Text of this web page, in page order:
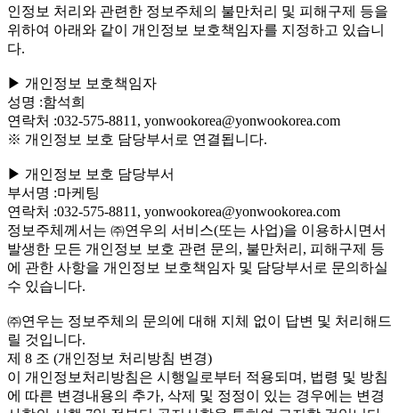
인정보 처리와 관련한 정보주체의 불만처리 및 피해구제 등을
위하여 아래와 같이 개인정보 보호책임자를 지정하고 있습니
다.
▶ 개인정보 보호책임자
성명 :함석희
연락처 :032-575-8811, yonwookorea@yonwookorea.com
※ 개인정보 보호 담당부서로 연결됩니다.
▶ 개인정보 보호 담당부서
부서명 :마케팅
연락처 :032-575-8811, yonwookorea@yonwookorea.com
정보주체께서는 ㈜연우의 서비스(또는 사업)을 이용하시면서
발생한 모든 개인정보 보호 관련 문의, 불만처리, 피해구제 등
에 관한 사항을 개인정보 보호책임자 및 담당부서로 문의하실
수 있습니다.
㈜연우는 정보주체의 문의에 대해 지체 없이 답변 및 처리해드
릴 것입니다.
제 8 조 (개인정보 처리방침 변경)
이 개인정보처리방침은 시행일로부터 적용되며, 법령 및 방침
에 따른 변경내용의 추가, 삭제 및 정정이 있는 경우에는 변경